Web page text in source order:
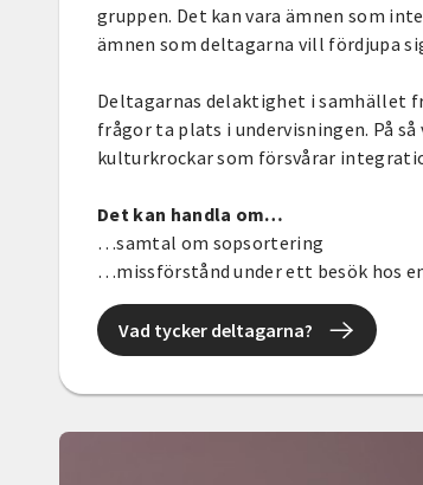
gruppen. Det kan vara ämnen som
ämnen som deltagarna vill fördjupa
Deltagarnas delaktighet i samhället
frågor ta plats i undervisningen. På
kulturkrockar som försvårar
Det kan handla om…
…samtal om sopsortering
…missförstånd under ett besök hos
Vad tycker deltagarna?